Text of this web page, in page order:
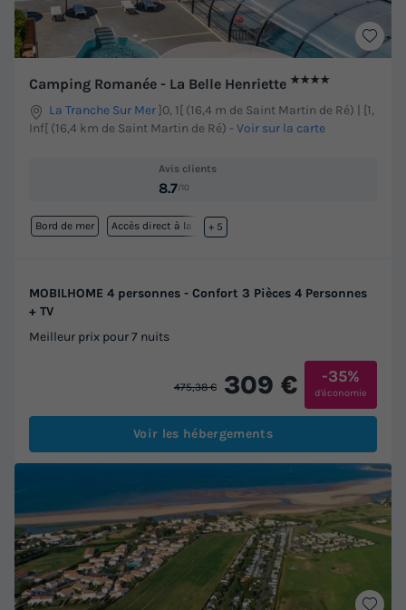
Camping Romanée - La Belle Henriette ★★★★
La Tranche Sur Mer]0, 1[ (16,4 m de Saint Martin de Ré) | [1,
Inf[ (16,4 km de Saint Martin de Ré) - Voir sur la carte
Avis clients
8.7/10
Bord de mer Accès direct à la plage
+ 5
MOBILHOME 4 personnes - Confort 3 Pièces 4 Personnes
+ TV
Meilleur prix pour 7 nuits
475,38 € 309 € -35%
d'économie
Voir les hébergements